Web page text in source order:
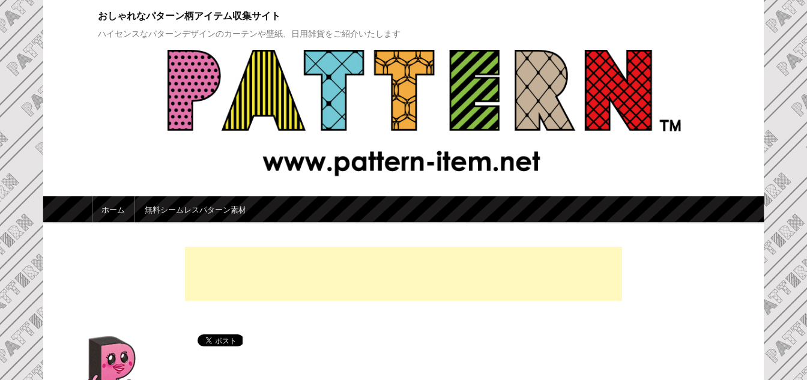
おしゃれなパターン柄アイテム収集サイト
ハイセンスなパターンデザインのカーテンや壁紙、日用雑貨をご紹介いたします
メインメニュー
メインコンテンツへ移動
サブコンテンツへ移動
ホーム 無料シームレスパターン素材